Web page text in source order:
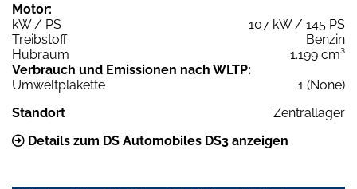
Motor:
kW / PS
107 kW / 145 PS
Treibstoff
Benzin
Hubraum
1.199 cm³
Verbrauch und Emissionen nach WLTP:
Umweltplakette
1 (None)
Standort
Zentrallager
Details zum DS Automobiles DS3 anzeigen